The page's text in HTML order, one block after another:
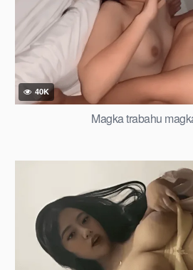
40K
Magka trabahu